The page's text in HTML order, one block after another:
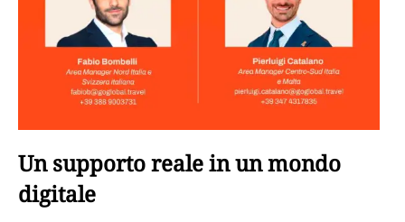
Un supporto reale in un mondo
digitale